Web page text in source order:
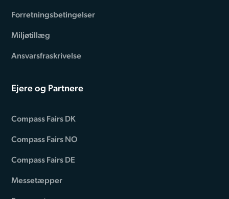
Forretningsbetingelser
Miljøtillæg
Ansvarsfraskrivelse
Ejere og Partnere
Compass Fairs DK
Compass Fairs NO
Compass Fairs DE
Messetæpper